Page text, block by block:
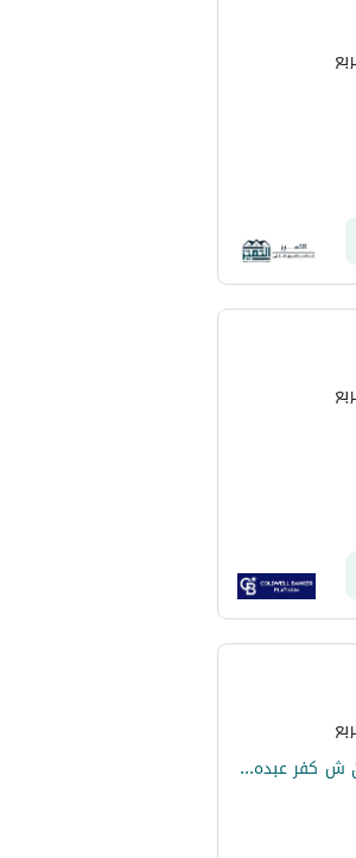
شقه دوبلكس للبيع 650 م كفر عبده (متفرع من ش كفر عبده - عماره براند)